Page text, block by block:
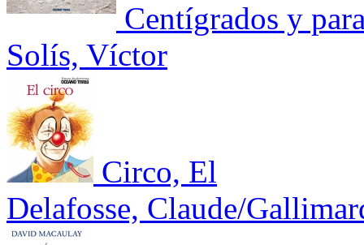
Centígrados y
Solís, Víctor
Circo, El
Delafosse, Claude/